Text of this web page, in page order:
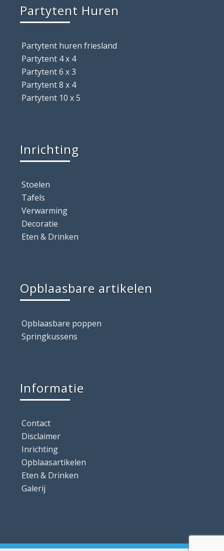
Partytent Huren
Partytent huren friesland
Partytent 4 x 4
Partytent 6 x 3
Partytent 8 x 4
Partytent 10 x 5
Inrichting
Stoelen
Tafels
Verwarming
Decoratie
Eten & Drinken
Opblaasbare artikelen
Opblaasbare poppen
Springkussens
Informatie
Contact
Disclaimer
Inrichting
Opblaasartikelen
Eten & Drinken
Galerij